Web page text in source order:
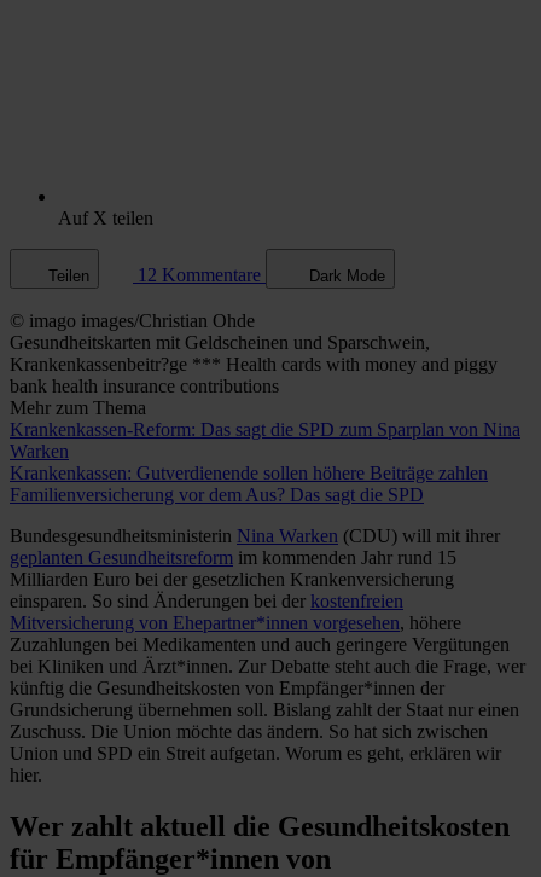
Auf X teilen
Teilen 12 Kommentare Dark Mode
© imago images/Christian Ohde
Gesundheitskarten mit Geldscheinen und Sparschwein,
Krankenkassenbeitr?ge *** Health cards with money and piggy
bank health insurance contributions
Mehr zum Thema
Krankenkassen-Reform: Das sagt die SPD zum Sparplan von Nina
Warken
Krankenkassen: Gutverdienende sollen höhere Beiträge zahlen
Familienversicherung vor dem Aus? Das sagt die SPD
Bundesgesundheitsministerin Nina Warken (CDU) will mit ihrer
geplanten Gesundheitsreform im kommenden Jahr rund 15
Milliarden Euro bei der gesetzlichen Krankenversicherung
einsparen. So sind Änderungen bei der kostenfreien
Mitversicherung von Ehepartner*innen vorgesehen, höhere
Zuzahlungen bei Medikamenten und auch geringere Vergütungen
bei Kliniken und Ärzt*innen. Zur Debatte steht auch die Frage, wer
künftig die Gesundheitskosten von Empfänger*innen der
Grundsicherung übernehmen soll. Bislang zahlt der Staat nur einen
Zuschuss. Die Union möchte das ändern. So hat sich zwischen
Union und SPD ein Streit aufgetan. Worum es geht, erklären wir
hier.
Wer zahlt aktuell die Gesundheitskosten
für Empfänger*innen von